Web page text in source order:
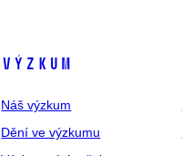
Výzkum
Náš výzkum
Dění ve výzkumu